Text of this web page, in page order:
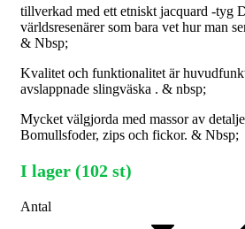
tillverkad med ett etniskt jacquard -tyg
världsresenärer som bara vet hur man
& Nbsp;
Kvalitet och funktionalitet är
avslappnade slingväska . & nbsp;
Mycket välgjorda med massor av
Bomullsfoder, zips och fickor. & Nbsp;
I lager (102 st)
Antal